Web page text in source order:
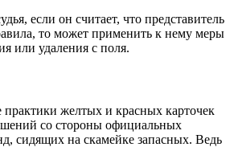
если он считает, что представитель
то может применить к нему меры
или удаления с поля.
желтых и красных карточек
со стороны официальных
сидящих на скамейке запасных. Ведь